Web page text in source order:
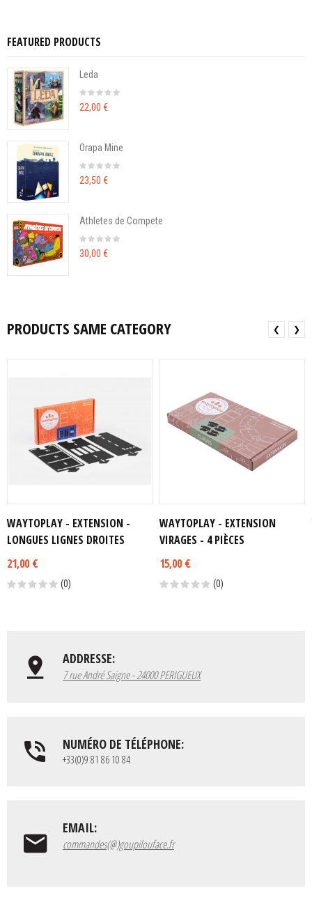
FEATURED PRODUCTS
Leda
22,00 €
Orapa Mine
23,50 €
Athletes de Compete
30,00 €
PRODUCTS SAME CATEGORY
WAYTOPLAY - EXTENSION -
LONGUES LIGNES DROITES
21,00 €
(0)
WAYTOPLAY - EXTENSION
VIRAGES - 4 PIÈCES
15,00 €
(0)
❮ ❯
ADDRESSE:
7 rue André Saigne - 24000 PERIGUEUX
NUMÉRO DE TÉLÉPHONE:
+33(0)9 81 86 10 84
EMAIL:
commandes(@)goupilouface.fr